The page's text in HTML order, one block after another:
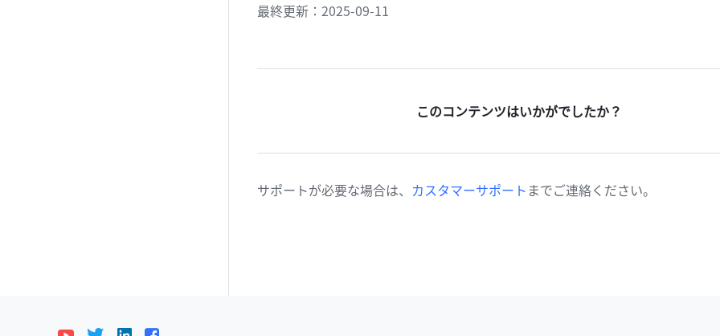
最終更新：2025-09-11
このコンテンツはいかがでしたか？
サポートが必要な場合は、 カスタマーサポート までご連絡ください。